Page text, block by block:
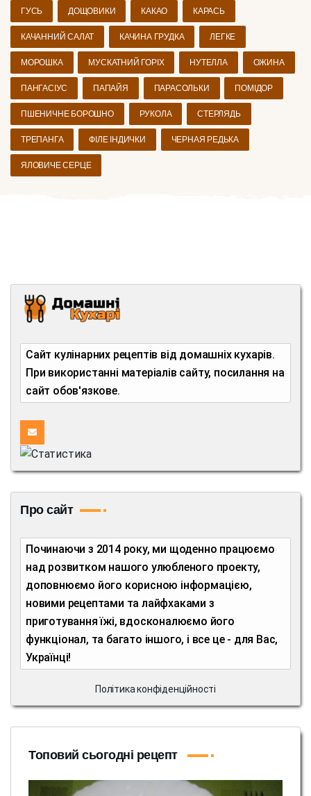
ГУСЬ ДОЩОВИКИ КАКАО КАРАСЬ
КАЧАННИЙ САЛАТ КАЧИНА ГРУДКА ЛЕГКЕ
МОРОШКА МУСКАТНИЙ ГОРІХ НУТЕЛЛА ОЖИНА
ПАНГАСІУС ПАПАЙЯ ПАРАСОЛЬКИ ПОМІДОР
ПШЕНИЧНЕ БОРОШНО РУКОЛА СТЕРЛЯДЬ
ТРЕПАНГА ФІЛЕ ІНДИЧКИ ЧЕРНАЯ РЕДЬКА
ЯЛОВИЧЕ СЕРЦЕ
Сайт кулінарних рецептів від домашніх кухарів.
При використанні матеріалів сайту, посилання на
сайт обов'язкове.
Про сайт
Починаючи з 2014 року, ми щоденно працюємо
над розвитком нашого улюбленого проекту,
доповнюємо його корисною інформацією,
новими рецептами та лайфхаками з
приготування їжі, вдосконалюємо його
функціонал, та багато іншого, і все це - для Вас,
Українці!
Політика конфіденційності
Топовий сьогодні рецепт